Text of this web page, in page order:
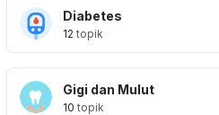
Diabetes
12 topik
Gigi dan Mulut
10 topik